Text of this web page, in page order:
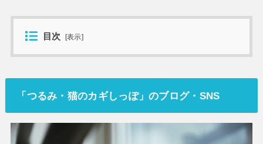
目次 [表示]
「つるみ・猫のカギしっぽ」のブログ・SNS